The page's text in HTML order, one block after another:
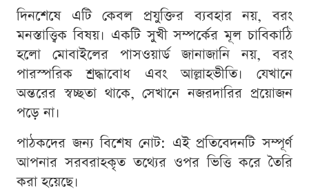
দিনশেষে এটি কেবল প্রযুক্তির ব্যবহার নয়, বরং
মনস্তাত্ত্বিক বিষয়। একটি সুখী সম্পর্কের মূল চাবিকাঠি
হলো মোবাইলের পাসওয়ার্ড জানাজানি নয়, বরং
পারস্পরিক শ্রদ্ধাবোধ এবং আল্লাহভীতি। যেখানে
অন্তরের স্বচ্ছতা থাকে, সেখানে নজরদারির প্রয়োজন
পড়ে না।
পাঠকদের জন্য বিশেষ নোট: এই প্রতিবেদনটি সম্পূর্ণ
আপনার সরবরাহকৃত তথ্যের ওপর ভিত্তি করে তৈরি
করা হয়েছে।